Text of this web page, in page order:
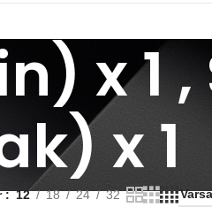
x 1 ,
x 1
12 18 24 32